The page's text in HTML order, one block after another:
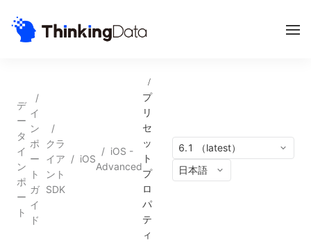
デ
ー
タ
イ
ン
ポ
ー
ト
/
イ
ン
ポ
ー
ト
ガ
イ
ド
/
クラ
イア
ント
SDK
/ iOS
/ iOS -
Advanced
/
プ
リ
セ
ッ
ト
プ
ロ
パ
テ
ィ
6.1 （latest）
日本語